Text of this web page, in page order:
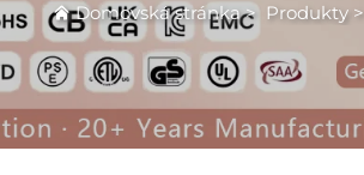
Domovská stránka> Produkty >